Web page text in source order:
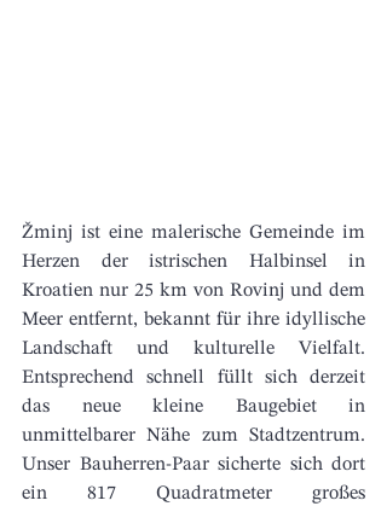
Žminj ist eine malerische Gemeinde im
Herzen der istrischen Halbinsel in
Kroatien nur 25 km von Rovinj und dem
Meer entfernt, bekannt für ihre idyllische
Landschaft und kulturelle Vielfalt.
Entsprechend schnell füllt sich derzeit
das neue kleine Baugebiet in
unmittelbarer Nähe zum Stadtzentrum.
Unser Bauherren-Paar sicherte sich dort
ein 817 Quadratmeter großes